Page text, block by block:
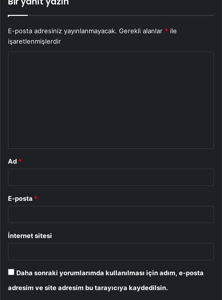
E-posta adresiniz yayınlanmayacak. Gerekli alanlar * ile
işaretlenmişlerdir
Ad *
E-posta *
İnternet sitesi
Daha sonraki yorumlarımda kullanılması için adım, e-posta
adresim ve site adresim bu tarayıcıya kaydedilsin.